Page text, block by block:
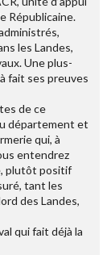
Républicaine.
les Landes,
Une plus-
fait ses preuves
de ce
département et
qui, à
entendrez
plutôt positif
tant les
des Landes,
qui fait déjà la